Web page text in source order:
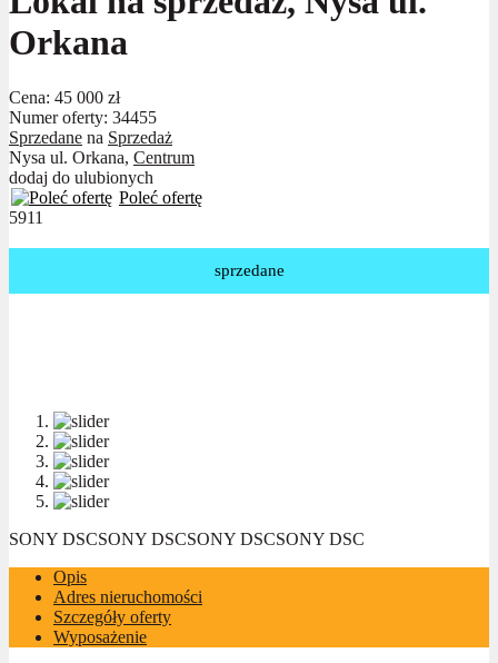
Orkana
Cena: 45 000 zł
Numer oferty: 34455
Sprzedane na Sprzedaż
Nysa ul. Orkana, Centrum
dodaj do ulubionych
Poleć ofertę
5911
sprzedane
SONY DSCSONY DSCSONY DSCSONY DSC
Opis
Adres nieruchomości
Szczegóły oferty
Wyposażenie